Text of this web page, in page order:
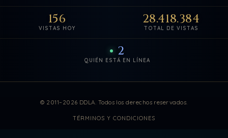
VISTAS HOY
156
TOTAL DE VISTAS
28.418.384
QUIÉN ESTÁ EN LÍNEA
2
© 2011–2026 DDLA. Todos los derechos reservados.
TÉRMINOS Y CONDICIONES